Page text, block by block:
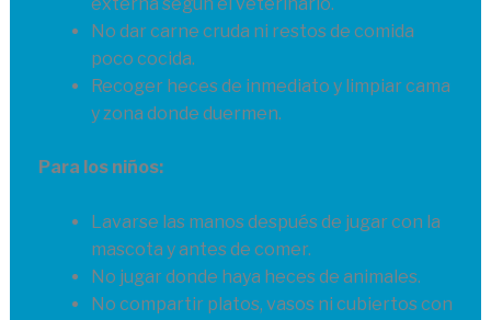
No dar carne cruda ni restos de comida
poco cocida.
Recoger heces de inmediato y limpiar cama
y zona donde duermen.
Para los niños:
Lavarse las manos después de jugar con la
mascota y antes de comer.
No jugar donde haya heces de animales.
No compartir platos, vasos ni cubiertos con